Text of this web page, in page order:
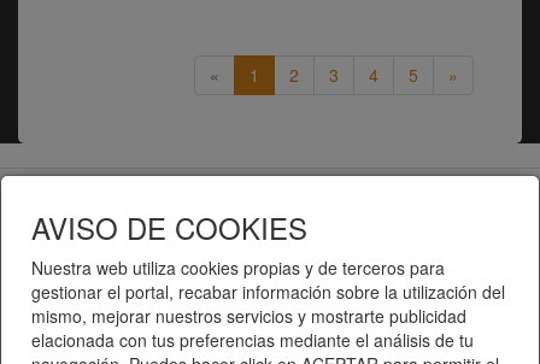
AVISO DE COOKIES
Nuestra web utiliza cookies propias y de terceros para
gestionar el portal, recabar información sobre la utilización del
mismo, mejorar nuestros servicios y mostrarte publicidad
elacionada con tus preferencias mediante el análisis de tu
« 1 2 3 4 5 »
Telematel S.L.